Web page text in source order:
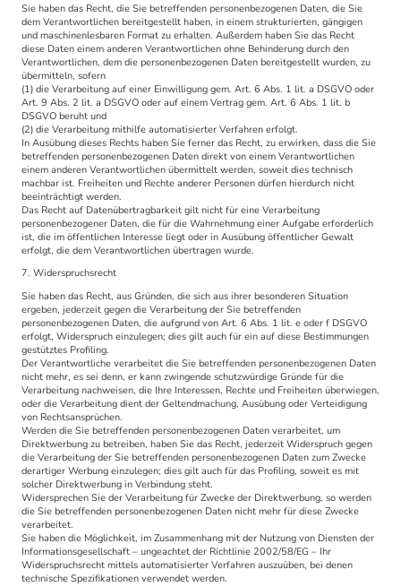
Sie haben das Recht, die Sie betreffenden personenbezogenen Daten, die Sie
dem Verantwortlichen bereitgestellt haben, in einem strukturierten, gängigen
und maschinenlesbaren Format zu erhalten. Außerdem haben Sie das Recht
diese Daten einem anderen Verantwortlichen ohne Behinderung durch den
Verantwortlichen, dem die personenbezogenen Daten bereitgestellt wurden, zu
übermitteln, sofern
(1) die Verarbeitung auf einer Einwilligung gem. Art. 6 Abs. 1 lit. a DSGVO oder
Art. 9 Abs. 2 lit. a DSGVO oder auf einem Vertrag gem. Art. 6 Abs. 1 lit. b
DSGVO beruht und
(2) die Verarbeitung mithilfe automatisierter Verfahren erfolgt.
In Ausübung dieses Rechts haben Sie ferner das Recht, zu erwirken, dass die Sie
betreffenden personenbezogenen Daten direkt von einem Verantwortlichen
einem anderen Verantwortlichen übermittelt werden, soweit dies technisch
machbar ist. Freiheiten und Rechte anderer Personen dürfen hierdurch nicht
beeinträchtigt werden.
Das Recht auf Datenübertragbarkeit gilt nicht für eine Verarbeitung
personenbezogener Daten, die für die Wahrnehmung einer Aufgabe erforderlich
ist, die im öffentlichen Interesse liegt oder in Ausübung öffentlicher Gewalt
erfolgt, die dem Verantwortlichen übertragen wurde.
7. Widerspruchsrecht
Sie haben das Recht, aus Gründen, die sich aus ihrer besonderen Situation
ergeben, jederzeit gegen die Verarbeitung der Sie betreffenden
personenbezogenen Daten, die aufgrund von Art. 6 Abs. 1 lit. e oder f DSGVO
erfolgt, Widerspruch einzulegen; dies gilt auch für ein auf diese Bestimmungen
gestütztes Profiling.
Der Verantwortliche verarbeitet die Sie betreffenden personenbezogenen Daten
nicht mehr, es sei denn, er kann zwingende schutzwürdige Gründe für die
Verarbeitung nachweisen, die Ihre Interessen, Rechte und Freiheiten überwiegen,
oder die Verarbeitung dient der Geltendmachung, Ausübung oder Verteidigung
von Rechtsansprüchen.
Werden die Sie betreffenden personenbezogenen Daten verarbeitet, um
Direktwerbung zu betreiben, haben Sie das Recht, jederzeit Widerspruch gegen
die Verarbeitung der Sie betreffenden personenbezogenen Daten zum Zwecke
derartiger Werbung einzulegen; dies gilt auch für das Profiling, soweit es mit
solcher Direktwerbung in Verbindung steht.
Widersprechen Sie der Verarbeitung für Zwecke der Direktwerbung, so werden
die Sie betreffenden personenbezogenen Daten nicht mehr für diese Zwecke
verarbeitet.
Sie haben die Möglichkeit, im Zusammenhang mit der Nutzung von Diensten der
Informationsgesellschaft – ungeachtet der Richtlinie 2002/58/EG – Ihr
Widerspruchsrecht mittels automatisierter Verfahren auszuüben, bei denen
technische Spezifikationen verwendet werden.